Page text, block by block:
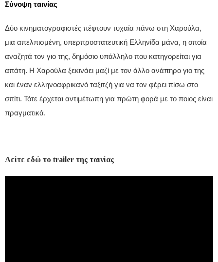
Σύνοψη ταινίας
Δύο κινηματογραφιστές πέφτουν τυχαία πάνω στη Χαρούλα,
μια απελπισμένη, υπερπροστατευτική Ελληνίδα μάνα, η οποία
αναζητά τον γιο της, δημόσιο υπάλληλο που κατηγορείται για
απάτη. Η Χαρούλα ξεκινάει μαζί με τον άλλο ανάπηρο γιο της
και έναν ελληνοαφρικανό ταξιτζή για να τον φέρει πίσω στο
σπίτι. Τότε έρχεται αντιμέτωπη για πρώτη φορά με το ποιος είναι
πραγματικά.
Δείτε εδώ το trailer της ταινίας